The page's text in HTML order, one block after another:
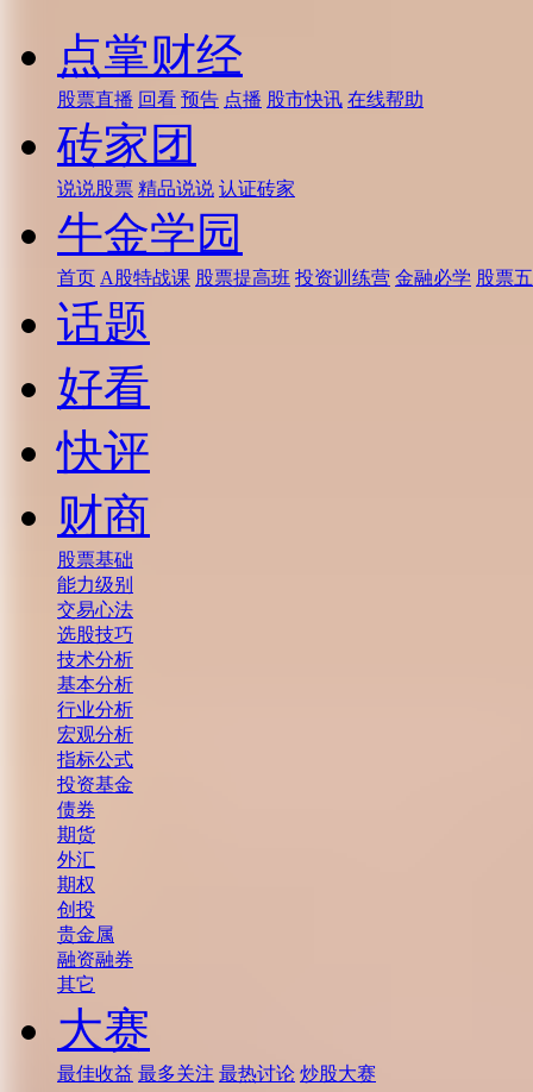
点掌财经
股票直播 回看 预告 点播 股市快讯 在线帮助
砖家团
说说股票 精品说说 认证砖家
牛金学园
首页 A股特战课 股票提高班 投资训练营 金融必学 股票
话题
好看
快评
财商
股票基础
能力级别
交易心法
选股技巧
技术分析
基本分析
行业分析
宏观分析
指标公式
投资基金
债券
期货
外汇
期权
创投
贵金属
融资融券
其它
大赛
最佳收益 最多关注 最热讨论 炒股大赛